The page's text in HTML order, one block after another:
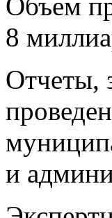
8
Отчеты,
и